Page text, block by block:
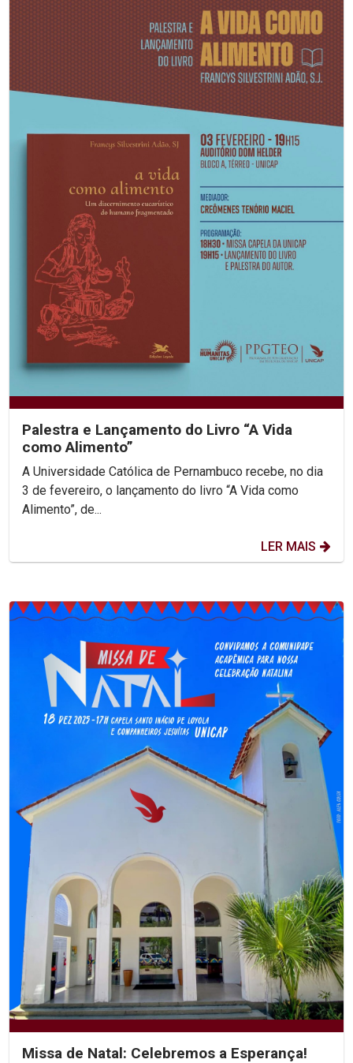
Palestra e Lançamento do Livro “A Vida
como Alimento”
A Universidade Católica de Pernambuco recebe, no dia
3 de fevereiro, o lançamento do livro “A Vida como
Alimento”, de...
LER MAIS
Missa de Natal: Celebremos a Esperança!